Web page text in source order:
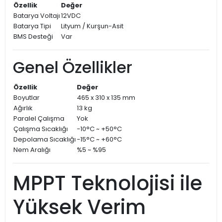
Özellik
Değer
Batarya Voltajı12VDC
Batarya Tipi
Lityum / Kurşun-Asit
BMS Desteği
Var
Genel Özellikler
Özellik
Değer
Boyutlar
465 x 310 x 135 mm
Ağırlık
13 kg
Paralel Çalışma
Yok
Çalışma Sıcaklığı
-10°C ~ +50°C
Depolama Sıcaklığı-15°C ~ +60°C
Nem Aralığı
%5 ~ %95
MPPT Teknolojisi ile
Yüksek Verim